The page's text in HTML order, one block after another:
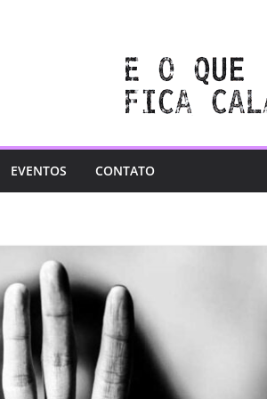
EVENTOS CONTATO